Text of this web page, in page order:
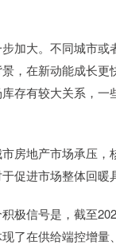
加大。不同城市
，在新动能成长
存有较大关系，
房地产市场承压
促进市场整体回暖
极信号是，截至
了在供给端控增